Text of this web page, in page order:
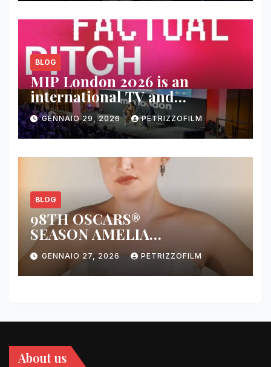
BLOG
MIP London 2026 is an
international TV and
streaming content market
GENNAIO 29, 2026 PETRIZZOFILM
BLOG
98TH OSCARS®
SEASON AMELIA
DIMOLDENBERG RETURNS
FOR THIRD YEAR
GENNAIO 27, 2026 PETRIZZOFILM
About us